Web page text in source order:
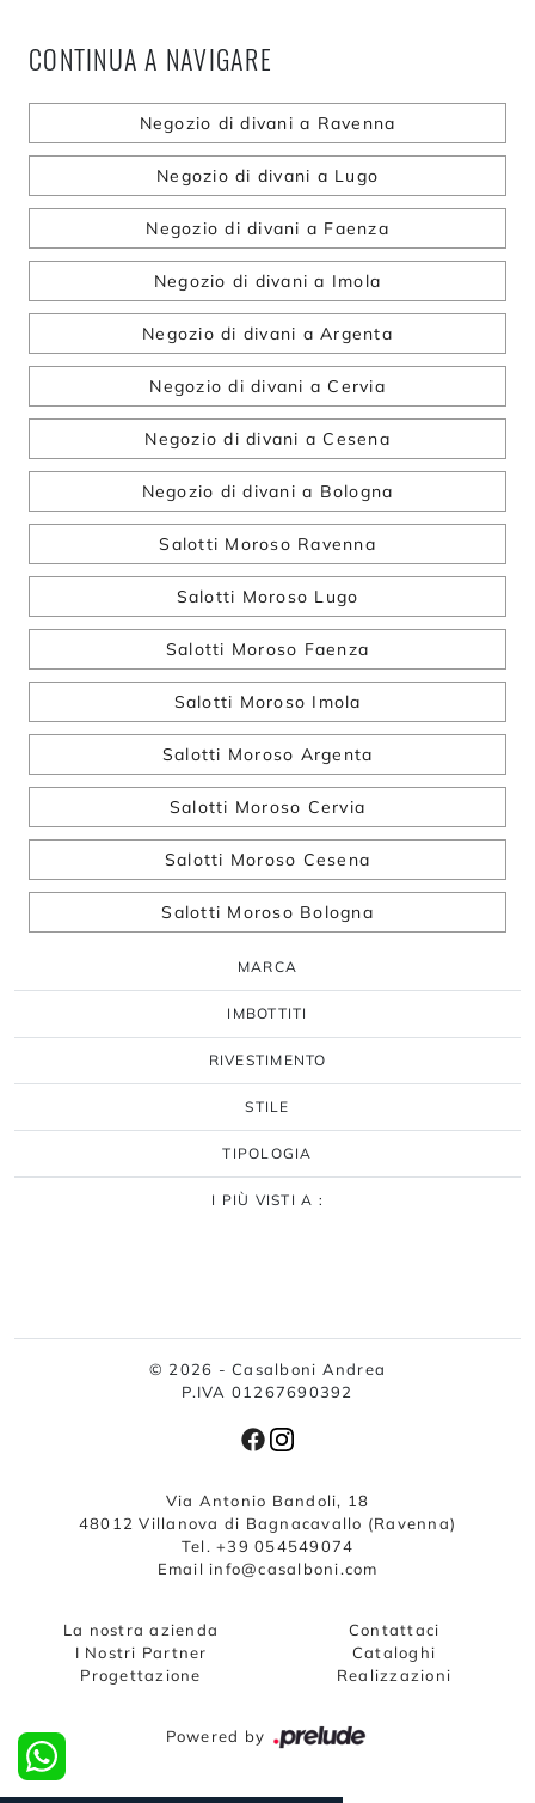
CONTINUA A NAVIGARE
Negozio di divani a Ravenna
Negozio di divani a Lugo
Negozio di divani a Faenza
Negozio di divani a Imola
Negozio di divani a Argenta
Negozio di divani a Cervia
Negozio di divani a Cesena
Negozio di divani a Bologna
Salotti Moroso Ravenna
Salotti Moroso Lugo
Salotti Moroso Faenza
Salotti Moroso Imola
Salotti Moroso Argenta
Salotti Moroso Cervia
Salotti Moroso Cesena
Salotti Moroso Bologna
MARCA
IMBOTTITI
RIVESTIMENTO
STILE
TIPOLOGIA
I PIÙ VISTI A :
© 2026 - Casalboni Andrea
P.IVA 01267690392
Via Antonio Bandoli, 18
48012 Villanova di Bagnacavallo (Ravenna)
Tel. +39 054549074
Email info@casalboni.com
La nostra azienda
I Nostri Partner
Progettazione
Contattaci
Cataloghi
Realizzazioni
Powered by